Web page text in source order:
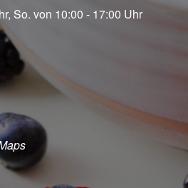
So. von 10:00 - 17:00 Uhr